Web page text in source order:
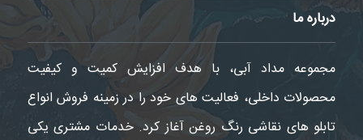
درباره ما
مجموعه مداد آبی، با هدف افزایش کمیت و کیفیت
محصولات داخلی، فعالیت های خود را در زمینه فروش انواع
تابلو های نقاشی رنگ روغن آغاز کرد. خدمات مشتری یکی